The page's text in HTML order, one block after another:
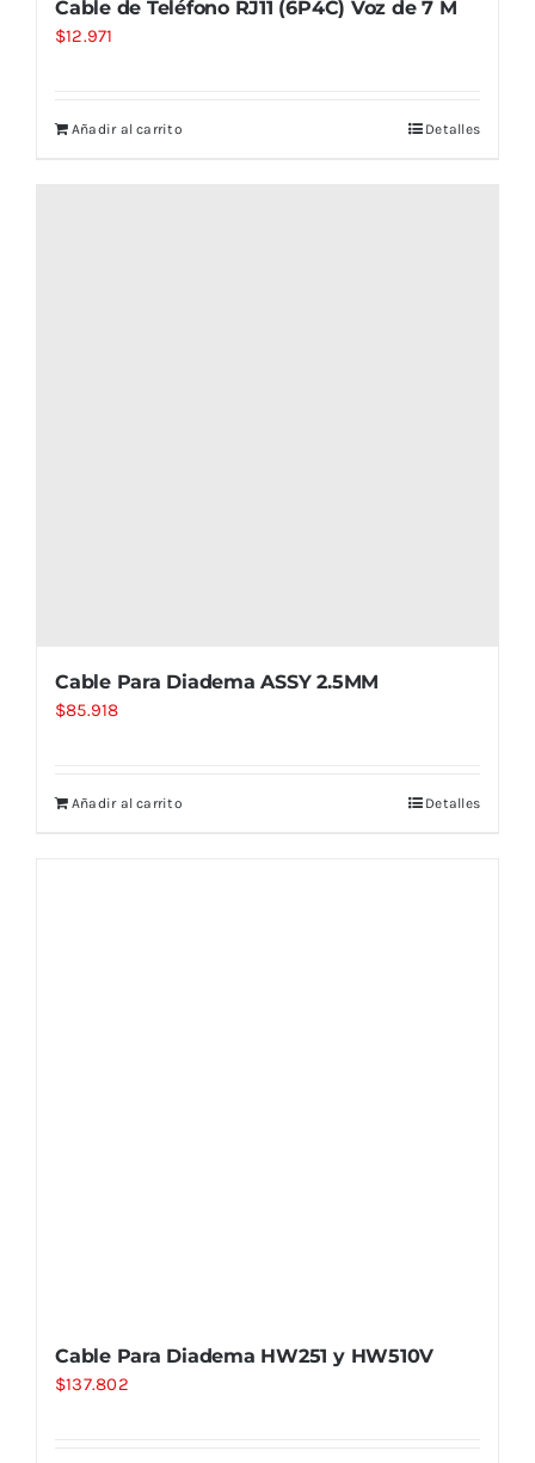
Cable de Teléfono RJ11 (6P4C) Voz de 7 M
$12.971
Añadir al carrito Detalles
Cable Para Diadema ASSY 2.5MM
$85.918
Añadir al carrito Detalles
Cable Para Diadema HW251 y HW510V
$137.802